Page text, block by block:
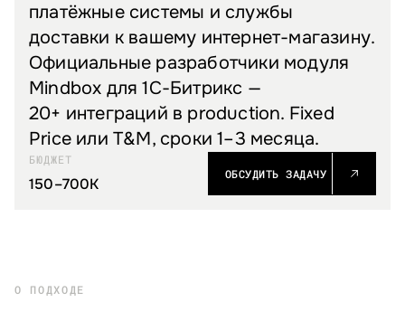
платёжные системы и службы
доставки к вашему интернет-магазину.
Официальные разработчики модуля
Mindbox для 1С-Битрикс —
20+ интеграций в production. Fixed
Price или T&M, сроки 1–3 месяца.
БЮДЖЕТ
150–700K
ОБСУДИТЬ ЗАДАЧУ
О ПОДХОДЕ